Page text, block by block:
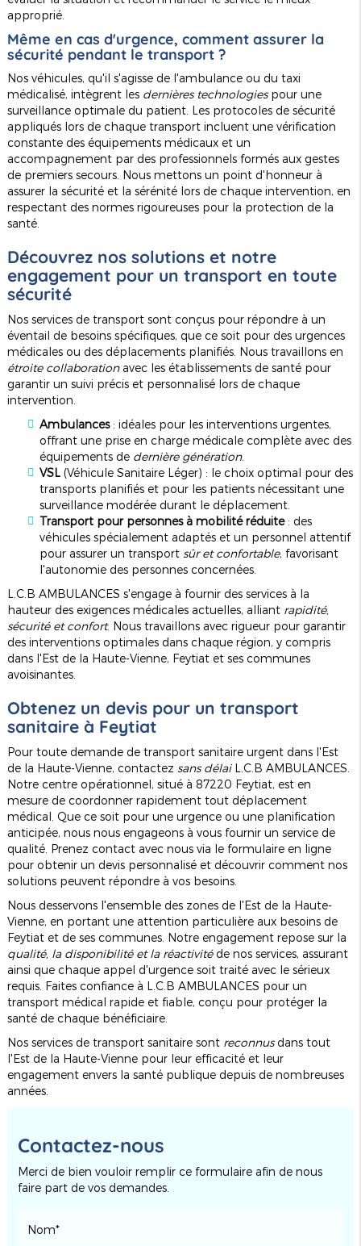
approprié.
Même en cas d'urgence, comment assurer la
sécurité pendant le transport ?
Nos véhicules, qu'il s'agisse de l'ambulance ou du taxi
médicalisé, intègrent les dernières technologiespour une
surveillance optimale du patient. Les protocoles de sécurité
appliqués lors de chaque transport incluent une vérification
constante des équipements médicaux et un
accompagnement par des professionnels formés aux gestes
de premiers secours. Nous mettons un point d'honneur à
assurer la sécurité et la sérénité lors de chaque intervention, en
respectant des normes rigoureuses pour la protection de la
santé.
Découvrez nos solutions et notre
engagement pour un transport en toute
sécurité
Nos services de transport sont conçus pour répondre à un
éventail de besoins spécifiques, que ce soit pour des urgences
médicales ou des déplacements planifiés. Nous travaillons en
étroite collaborationavec les établissements de santé pour
garantir un suivi précis et personnalisé lors de chaque
intervention.
Ambulances: idéales pour les interventions urgentes,
offrant une prise en charge médicale complète avec des
équipements de dernière génération.
VSL(Véhicule Sanitaire Léger) : le choix optimal pour des
transports planifiés et pour les patients nécessitant une
surveillance modérée durant le déplacement.
Transport pour personnes à mobilité réduite: des
véhicules spécialement adaptés et un personnel attentif
pour assurer un transport sûr et confortable, favorisant
l'autonomie des personnes concernées.
L.C.B AMBULANCES s'engage à fournir des services à la
hauteur des exigences médicales actuelles, alliant rapidité,
sécurité et confort. Nous travaillons avec rigueur pour garantir
des interventions optimales dans chaque région, y compris
dans l'Est de la Haute-Vienne, Feytiat et ses communes
avoisinantes.
Obtenez un devis pour un transport
sanitaire à Feytiat
Pour toute demande de transport sanitaire urgent dans l'Est
de la Haute-Vienne, contactez sans délaiL.C.B AMBULANCES.
Notre centre opérationnel, situé à 87220 Feytiat, est en
mesure de coordonner rapidement tout déplacement
médical. Que ce soit pour une urgence ou une planification
anticipée, nous nous engageons à vous fournir un service de
qualité. Prenez contact avec nous via le formulaire en ligne
pour obtenir un devis personnalisé et découvrir comment nos
solutions peuvent répondre à vos besoins.
Nous desservons l'ensemble des zones de l'Est de la Haute-
Vienne, en portant une attention particulière aux besoins de
Feytiat et de ses communes. Notre engagement repose sur la
qualité, la disponibilité et la réactivitéde nos services, assurant
ainsi que chaque appel d'urgence soit traité avec le sérieux
requis. Faites confiance à L.C.B AMBULANCES pour un
transport médical rapide et fiable, conçu pour protéger la
santé de chaque bénéficiaire.
Nos services de transport sanitaire sont reconnusdans tout
l'Est de la Haute-Vienne pour leur efficacité et leur
engagement envers la santé publique depuis de nombreuses
années.
Contactez-nous
Merci de bien vouloir remplir ce formulaire afin de nous
faire part de vos demandes.